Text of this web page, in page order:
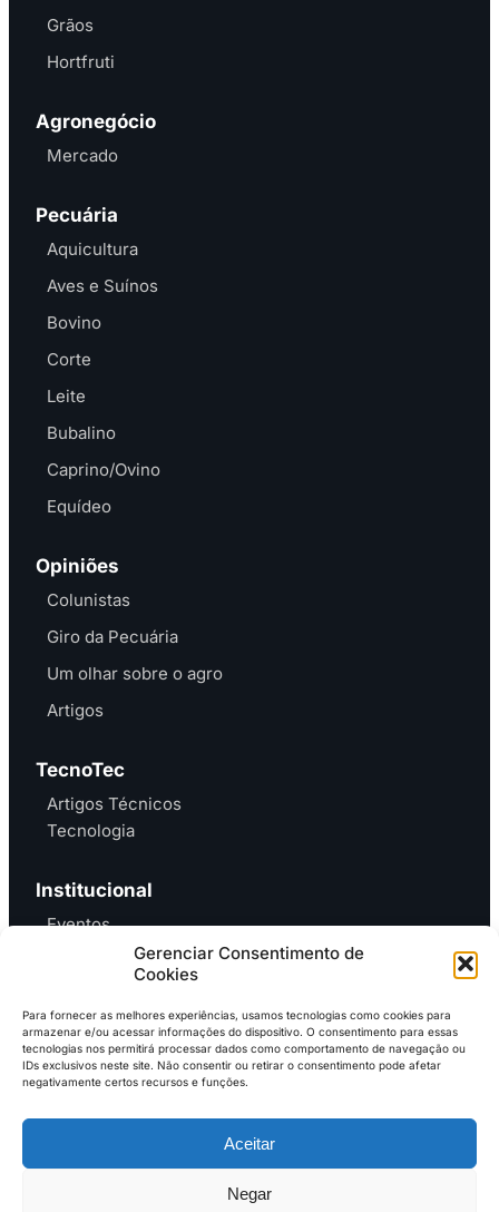
Gerenciar Consentimento de
Cookies
Para fornecer as melhores experiências, usamos tecnologias como cookies para
armazenar e/ou acessar informações do dispositivo. O consentimento para essas
tecnologias nos permitirá processar dados como comportamento de navegação ou
IDs exclusivos neste site. Não consentir ou retirar o consentimento pode afetar
negativamente certos recursos e funções.
Aceitar
Negar
Grãos
Hortfruti
Agronegócio
Mercado
Pecuária
Aquicultura
Aves e Suínos
Bovino
Corte
Leite
Bubalino
Caprino/Ovino
Equídeo
Opiniões
Colunistas
Giro da Pecuária
Um olhar sobre o agro
Artigos
TecnoTec
Artigos Técnicos
Tecnologia
Institucional
Eventos
Entre em contato e
DownloadMidiaKit